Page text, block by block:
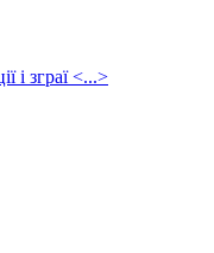
і зграї <...>